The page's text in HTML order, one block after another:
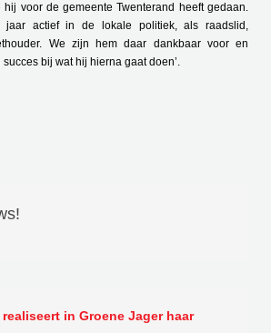
voor de gemeente Twenterand heeft gedaan.
jaar actief in de lokale politiek, als raadslid,
We zijn hem daar dankbaar voor en
bij wat hij hierna gaat doen’.
in Groene Jager haar